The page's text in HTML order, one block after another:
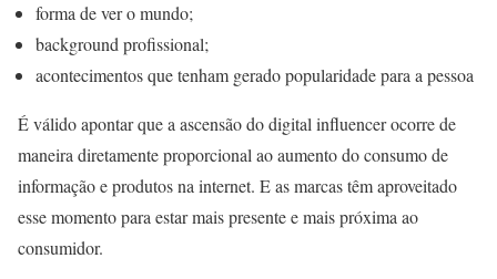
forma de ver o mundo;
background profissional;
acontecimentos que tenham gerado popularidade para a pessoa
É válido apontar que a ascensão do digital influencer ocorre de
maneira diretamente proporcional ao aumento do consumo de
informação e produtos na internet. E as marcas têm aproveitado
esse momento para estar mais presente e mais próxima ao
consumidor.